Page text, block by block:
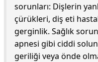
sorunları: Dişlerin
çürükleri, diş eti
gerginlik. Sağlık
apnesi gibi ciddi
geriliği veya önde